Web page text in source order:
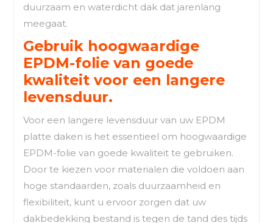
duurzaam en waterdicht dak dat jarenlang
meegaat.
Gebruik hoogwaardige
EPDM-folie van goede
kwaliteit voor een langere
levensduur.
Voor een langere levensduur van uw EPDM
platte daken is het essentieel om hoogwaardige
EPDM-folie van goede kwaliteit te gebruiken.
Door te kiezen voor materialen die voldoen aan
hoge standaarden, zoals duurzaamheid en
flexibiliteit, kunt u ervoor zorgen dat uw
dakbedekking bestand is tegen de tand des tijds